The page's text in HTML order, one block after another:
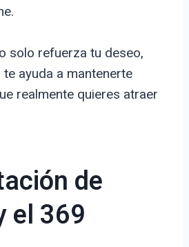
solo refuerza tu deseo,
ayuda a mantenerte
realmente quieres atraer
de
el 369